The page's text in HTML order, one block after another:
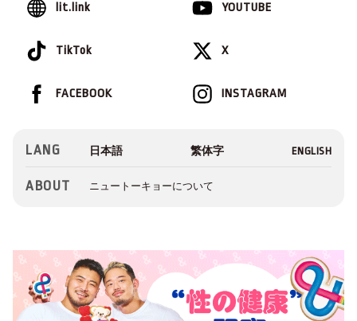
lit.link YOUTUBE
TikTok X
INSTAGRAM
FACEBOOK
LANG
ABOUT ニュートーキョーについて